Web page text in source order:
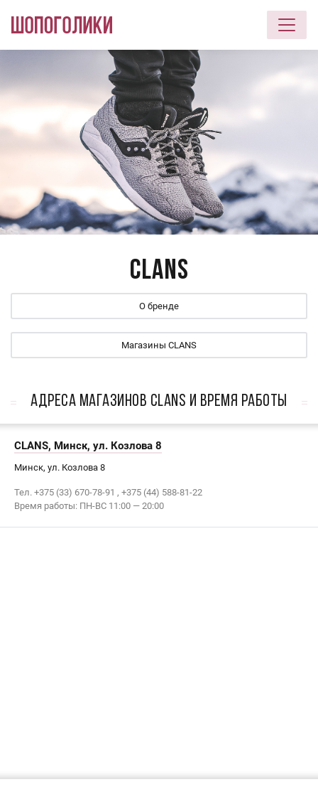
Перейти к основному содержанию
CLANS
О бренде
Магазины CLANS
АДРЕСА МАГАЗИНОВ CLANS И ВРЕМЯ РАБОТЫ
CLANS, Минск, ул. Козлова 8
Минск, ул. Козлова 8
Тел. +375 (33) 670-78-91 , +375 (44) 588-81-22
Время работы: ПН-ВС 11:00 — 20:00